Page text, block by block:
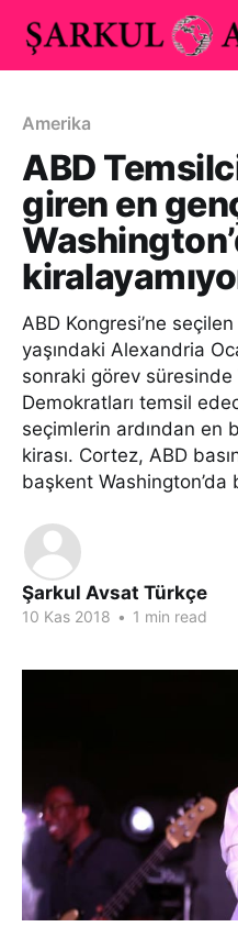
Amerika
ABD
giren en
ABD Kongresi’ne
yaşındaki Alexandria
sonraki görev süresinde
Demokratları temsil
seçimlerin ardından en
kirası. Cortez, ABD
başkent Washington’da
Şarkul Avsat Türkçe
10 Kas 2018 • 1 min read